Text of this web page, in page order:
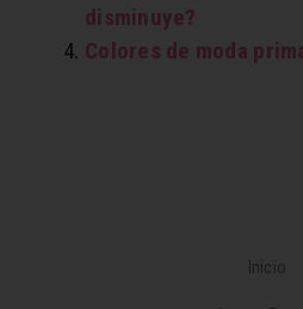
disminuye?
Colores de moda
Inicio